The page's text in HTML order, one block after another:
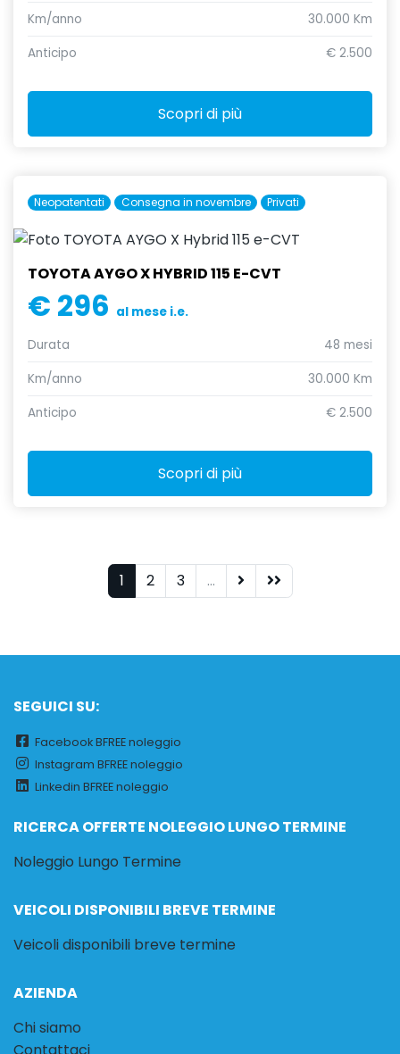
Km/anno
30.000 Km
Anticipo
€ 2.500
Scopri di più
Neopatentati Consegna in novembre Privati
TOYOTA AYGO X HYBRID 115 E-CVT
€ 296 al mese i.e.
Durata
48 mesi
Km/anno
30.000 Km
Anticipo
€ 2.500
Scopri di più
1 2 3 ...
SEGUICI SU:
Facebook BFREE noleggio
Instagram BFREE noleggio
Linkedin BFREE noleggio
RICERCA OFFERTE NOLEGGIO LUNGO TERMINE
Noleggio Lungo Termine
VEICOLI DISPONIBILI BREVE TERMINE
Veicoli disponibili breve termine
AZIENDA
Chi siamo